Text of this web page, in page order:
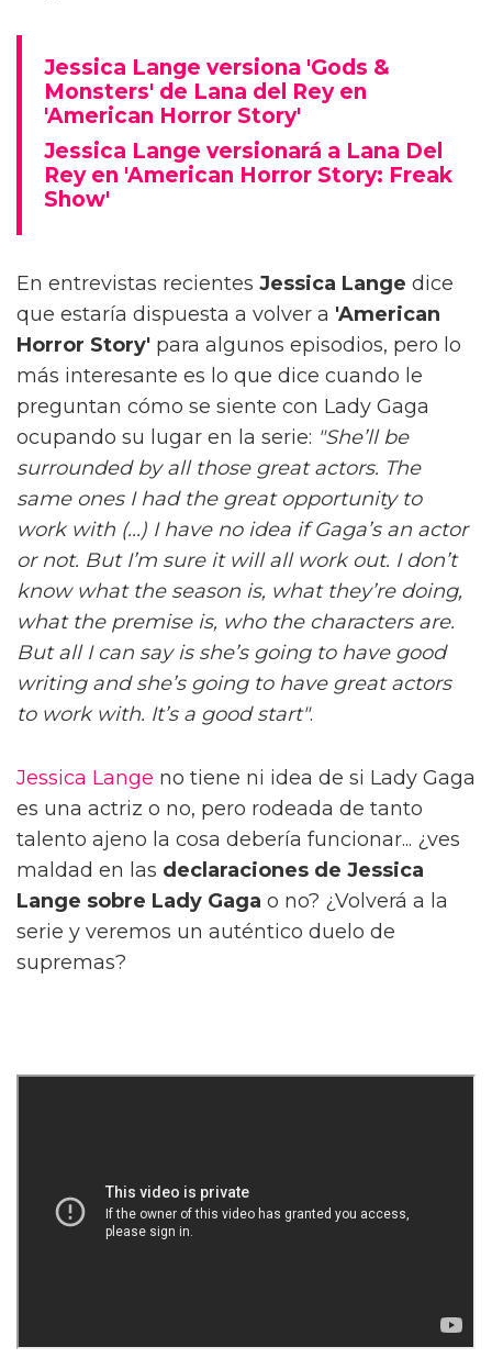
Jessica Lange versiona 'Gods &
Monsters' de Lana del Rey en
'American Horror Story'
Jessica Lange versionará a Lana Del
Rey en 'American Horror Story: Freak
Show'
En entrevistas recientes Jessica Lange dice
que estaría dispuesta a volver a 'American
Horror Story' para algunos episodios, pero lo
más interesante es lo que dice cuando le
preguntan cómo se siente con Lady Gaga
ocupando su lugar en la serie: "She’ll be
surrounded by all those great actors. The
same ones I had the great opportunity to
work with (...) I have no idea if Gaga’s an actor
or not. But I’m sure it will all work out. I don’t
know what the season is, what they’re doing,
what the premise is, who the characters are.
But all I can say is she’s going to have good
writing and she’s going to have great actors
to work with. It’s a good start".
Jessica Lange no tiene ni idea de si Lady Gaga
es una actriz o no, pero rodeada de tanto
talento ajeno la cosa debería funcionar... ¿ves
maldad en las declaraciones de Jessica
Lange sobre Lady Gaga o no? ¿Volverá a la
serie y veremos un auténtico duelo de
supremas?